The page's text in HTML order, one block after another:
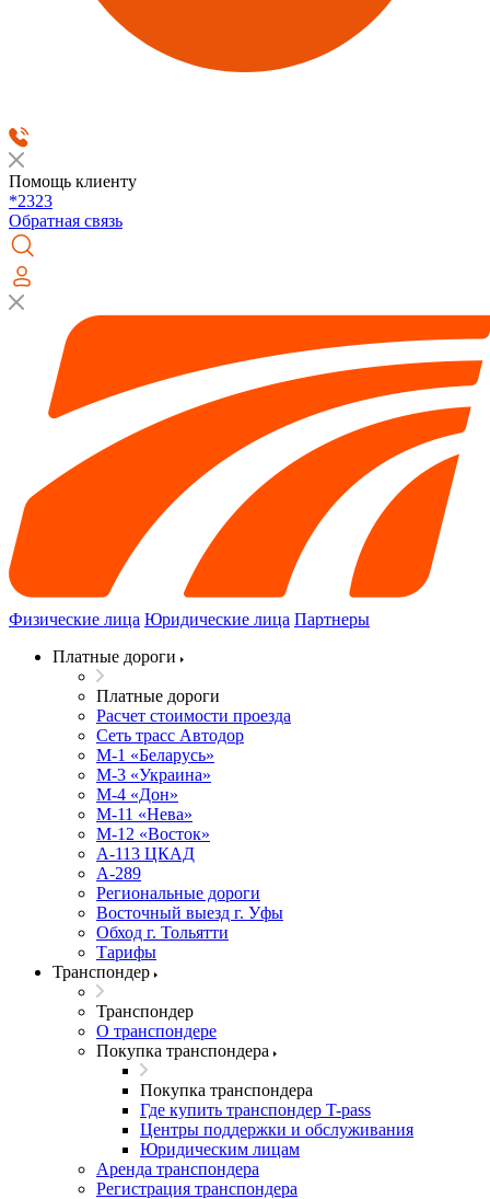
Помощь клиенту
*2323
Обратная связь
Физические лица Юридические лица Партнеры
Платные дороги
Платные дороги
Расчет стоимости проезда
Сеть трасс Автодор
М-1 «Беларусь»
М-3 «Украина»
М-4 «Дон»
М-11 «Нева»
М-12 «Восток»
А-113 ЦКАД
А-289
Региональные дороги
Восточный выезд г. Уфы
Обход г. Тольятти
Тарифы
Транспондер
Транспондер
О транспондере
Покупка транспондера
Покупка транспондера
Где купить транспондер T-pass
Центры поддержки и обслуживания
Юридическим лицам
Аренда транспондера
Регистрация транспондера